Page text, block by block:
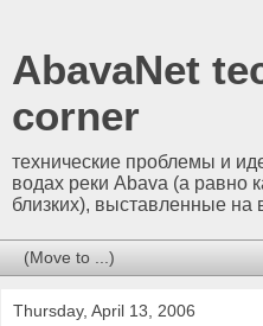
AbavaNet
corner
технические проблемы и
водах реки Abava (а равно
близких), выставленные
Thursday, April 13, 2006